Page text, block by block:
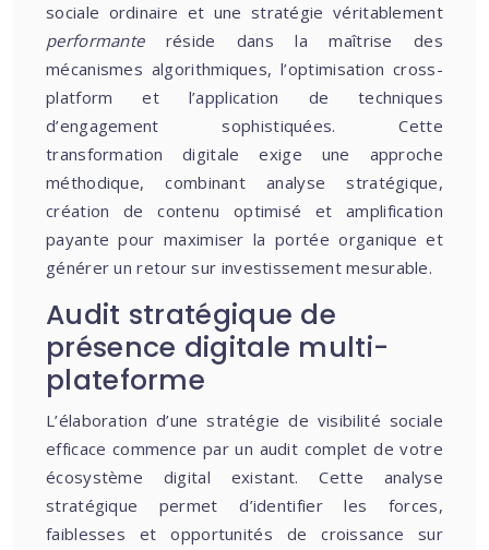
sociale ordinaire et une stratégie véritablement
performante réside dans la maîtrise des
mécanismes algorithmiques, l’optimisation cross-
platform et l’application de techniques
d’engagement sophistiquées. Cette
transformation digitale exige une approche
méthodique, combinant analyse stratégique,
création de contenu optimisé et amplification
payante pour maximiser la portée organique et
générer un retour sur investissement mesurable.
Audit stratégique de
présence digitale multi-
plateforme
L’élaboration d’une stratégie de visibilité sociale
efficace commence par un audit complet de votre
écosystème digital existant. Cette analyse
stratégique permet d’identifier les forces,
faiblesses et opportunités de croissance sur